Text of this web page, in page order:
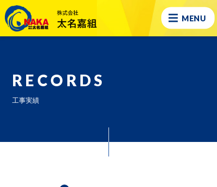
MENU
RECORDS
工事実績